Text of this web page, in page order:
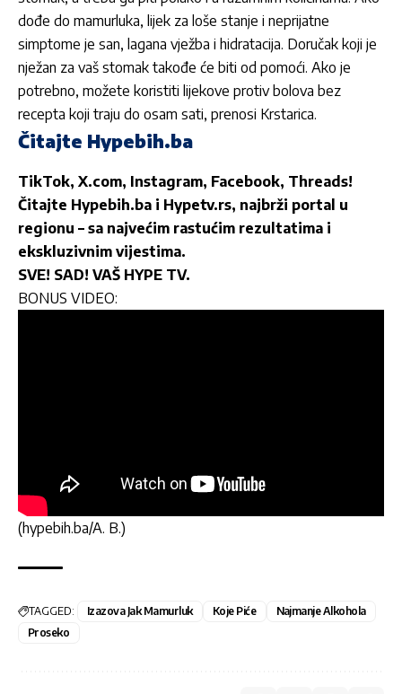
dođe do mamurluka, lijek za loše stanje i neprijatne
simptome je san, lagana vježba i hidratacija. Doručak koji je
nježan za vaš stomak takođe će biti od pomoći. Ako je
potrebno, možete koristiti lijekove protiv bolova bez
recepta koji traju do osam sati, prenosi Krstarica.
Čitajte Hypebih.ba
TikTok, X.com, Instagram, Facebook, Threads!
Čitajte Hypebih.ba i Hypetv.rs, najbrži portal u
regionu – sa najvećim rastućim rezultatima i
ekskluzivnim vijestima.
SVE! SAD! VAŠ HYPE TV.
BONUS VIDEO:
(hypebih.ba/A. B.)
TAGGED: Izazova Jak Mamurluk Koje Piće
Najmanje Alkohola
Proseko